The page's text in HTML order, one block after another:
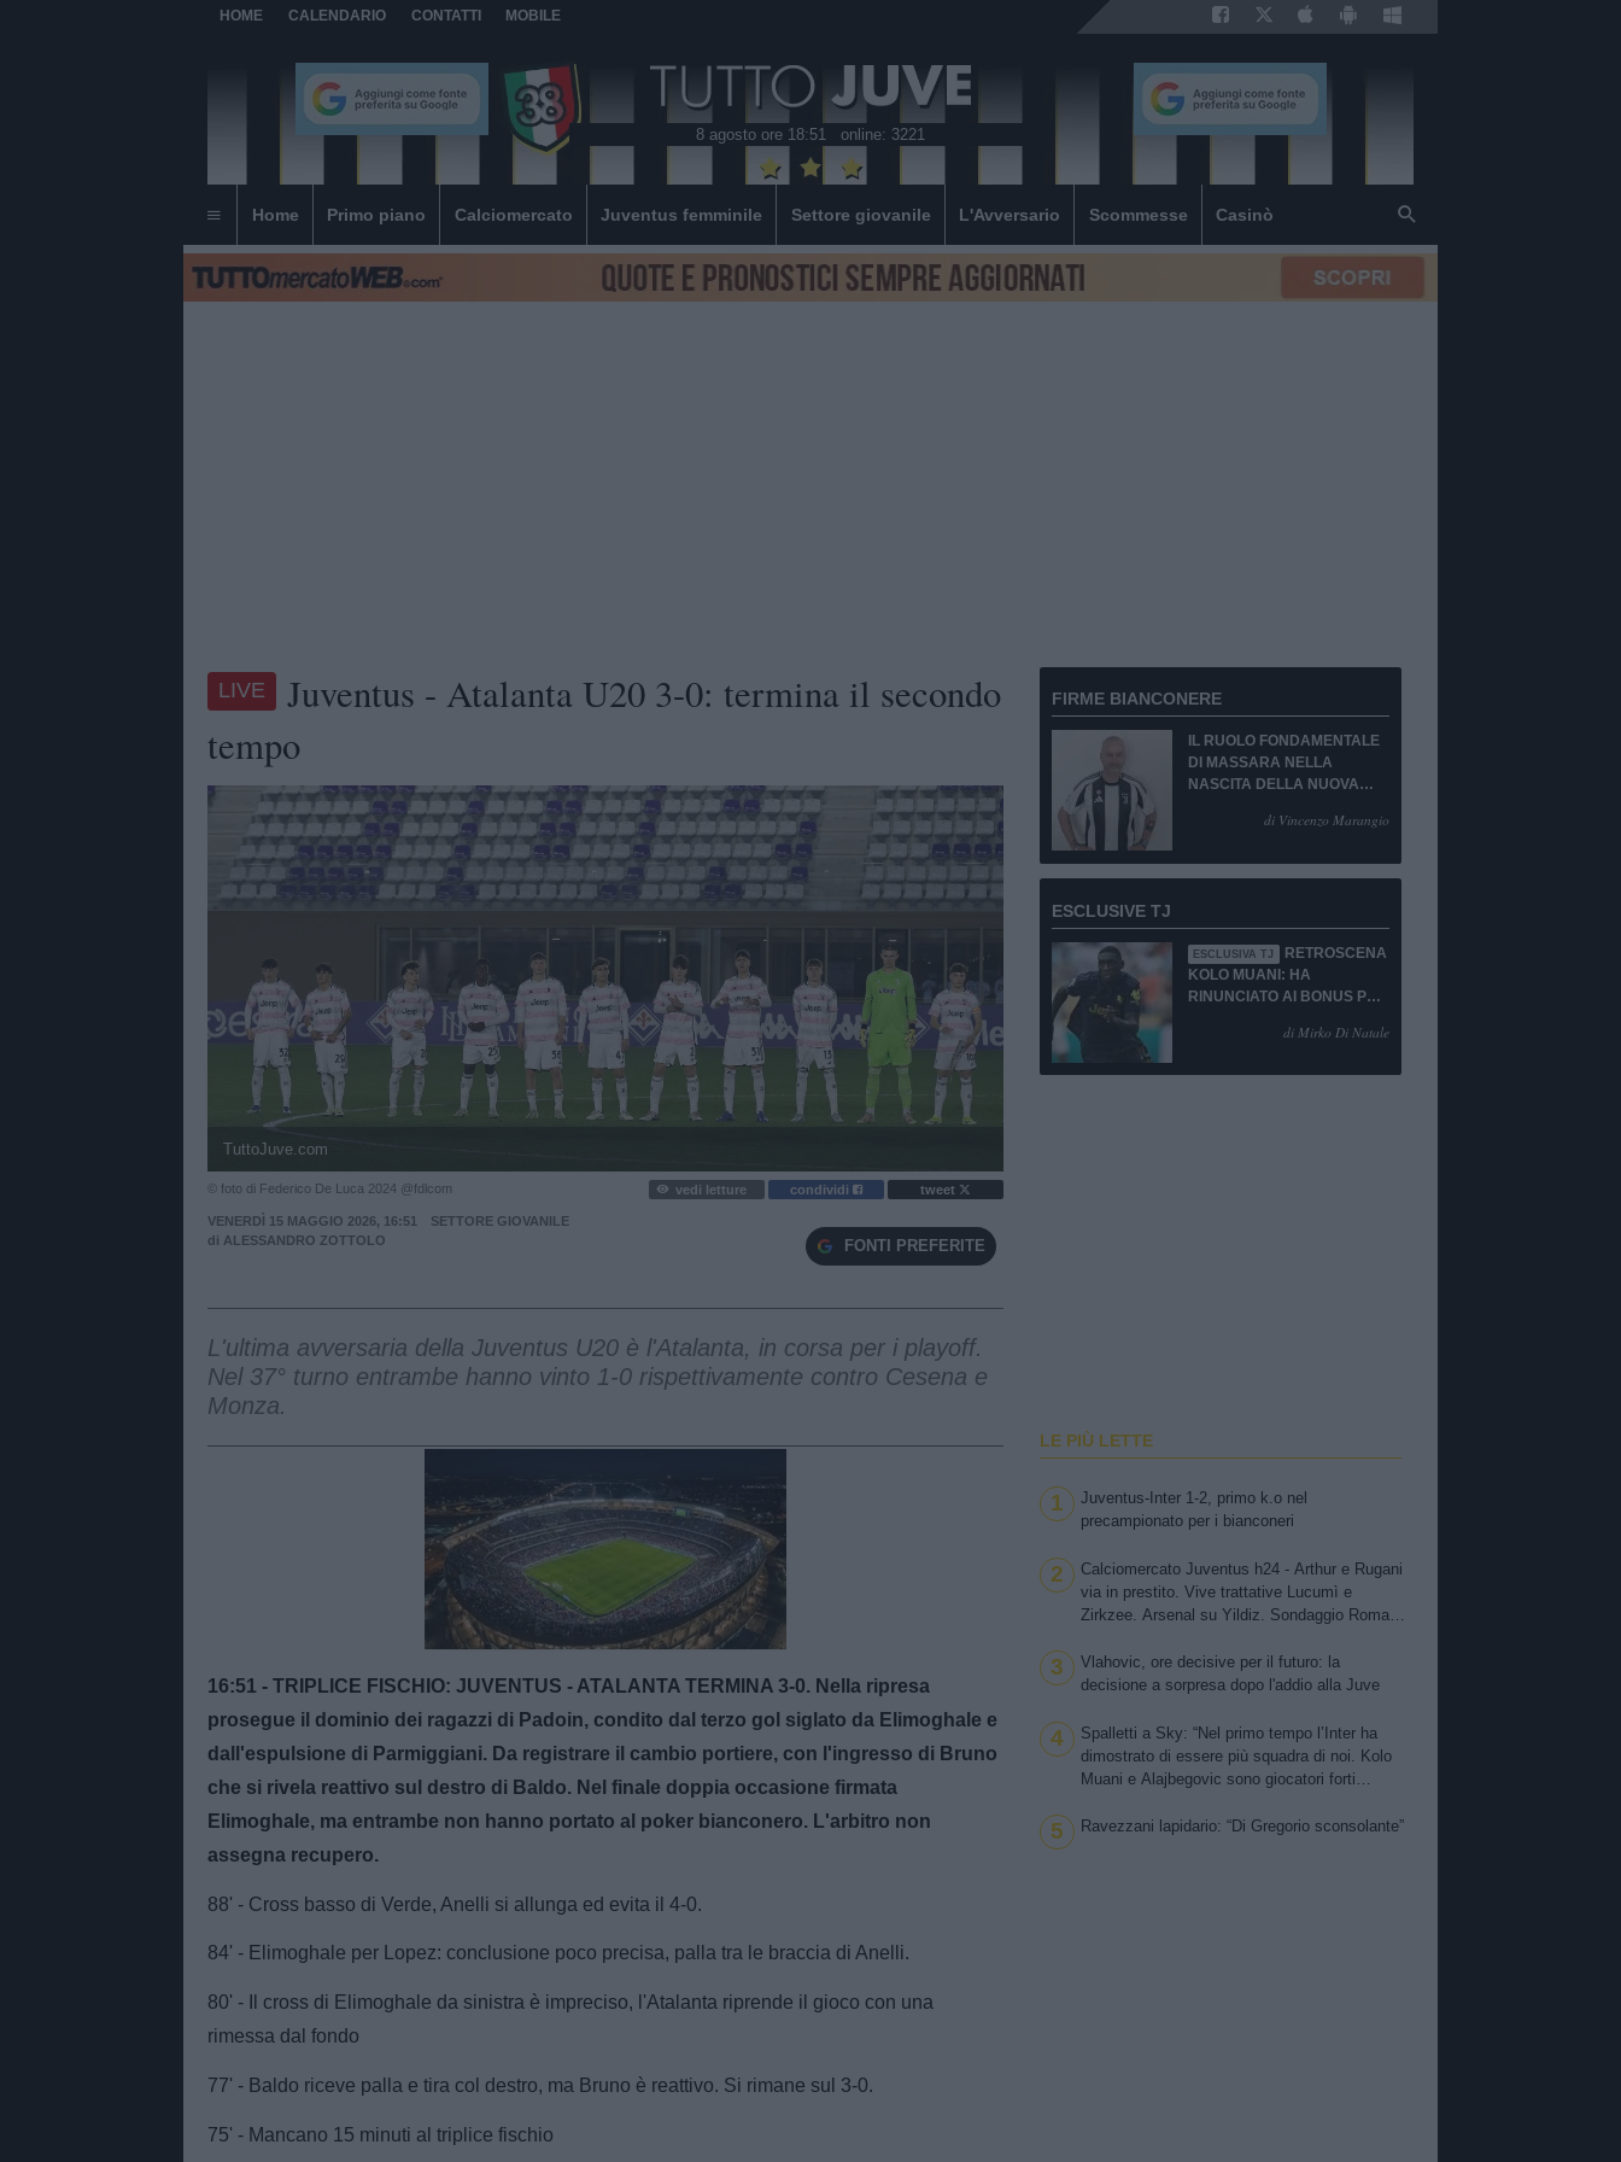
HOME CALENDARIO CONTATTI MOBILE
8 agosto ore 18:51 online: 3221
Home Primo piano Calciomercato Juventus femminile Settore giovanile L'Avversario Scommesse Casinò
LIVE
Juventus - Atalanta U20 3-0: termina il secondo
tempo
TuttoJuve.com
© foto di Federico De Luca 2024 @fdlcom vedi letture condividi tweet
VENERDÌ 15 MAGGIO 2026, 16:51
SETTORE GIOVANILE
di ALESSANDRO ZOTTOLO FONTI PREFERITE
L'ultima avversaria della Juventus U20 è l'Atalanta, in corsa per i playoff.
Nel 37° turno entrambe hanno vinto 1-0 rispettivamente contro Cesena e
Monza.
Unmute
100.00%
16:51 - TRIPLICE FISCHIO: JUVENTUS - ATALANTA TERMINA 3-0. Nella ripresa
prosegue il dominio dei ragazzi di Padoin, condito dal terzo gol siglato da Elimoghale e
dall'espulsione di Parmiggiani. Da registrare il cambio portiere, con l'ingresso di Bruno
che si rivela reattivo sul destro di Baldo. Nel finale doppia occasione firmata
Elimoghale, ma entrambe non hanno portato al poker bianconero. L'arbitro non
assegna recupero.
88' - Cross basso di Verde, Anelli si allunga ed evita il 4-0.
84' - Elimoghale per Lopez: conclusione poco precisa, palla tra le braccia di Anelli.
80' - Il cross di Elimoghale da sinistra è impreciso, l'Atalanta riprende il gioco con una
rimessa dal fondo
77' - Baldo riceve palla e tira col destro, ma Bruno è reattivo. Si rimane sul 3-0.
75' - Mancano 15 minuti al triplice fischio
FIRME BIANCONERE
IL RUOLO FONDAMENTALE
DI MASSARA NELLA
NASCITA DELLA NUOVA
di Vincenzo Marangio
ESCLUSIVE TJ
ESCLUSIVA TJ
RETROSCENA
KOLO MUANI: HA
RINUNCIATO AI BONUS PUR
di Mirko Di Natale
LE PIÙ LETTE
1
Juventus-Inter 1-2, primo k.o nel
precampionato per i bianconeri
2
Calciomercato Juventus h24 - Arthur e Rugani
via in prestito. Vive trattative Lucumì e
Zirkzee. Arsenal su Yildiz. Sondaggio Roma
Zhegrova non vuole partire. Sorloth sul
mercato. Vlahovic, nuova pretendente
3
Vlahovic, ore decisive per il futuro: la
decisione a sorpresa dopo l'addio alla Juve
4
Spalletti a Sky: “Nel primo tempo l’Inter ha
dimostrato di essere più squadra di noi. Kolo
Muani e Alajbegovic sono giocatori forti
5 Ravezzani lapidario: “Di Gregorio sconsolante”